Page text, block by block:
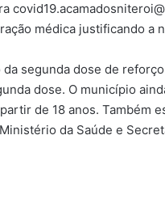
médica justificando a
segunda dose de
dose. O município
de 18 anos.
da Saúde e